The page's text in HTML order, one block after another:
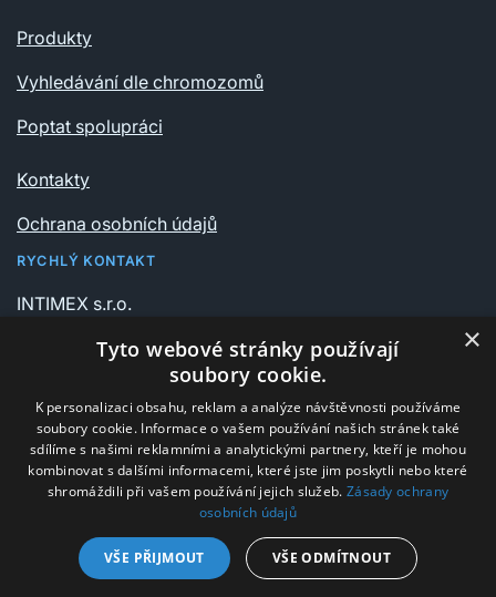
Produkty
Vyhledávání dle chromozomů
Poptat spolupráci
Kontakty
Ochrana osobních údajů
RYCHLÝ KONTAKT
INTIMEX s.r.o.
735 06 Karviná – Nové Město
+420 596 311 612
intimex@post.cz
IČ 25908375
×
Tyto webové stránky používají
soubory cookie.
K personalizaci obsahu, reklam a analýze návštěvnosti používáme
soubory cookie. Informace o vašem používání našich stránek také
sdílíme s našimi reklamními a analytickými partnery, kteří je mohou
kombinovat s dalšími informacemi, které jste jim poskytli nebo které
shromáždili při vašem používání jejich služeb. Zásady ochrany
osobních údajů
VŠE PŘIJMOUT VŠE ODMÍTNOUT